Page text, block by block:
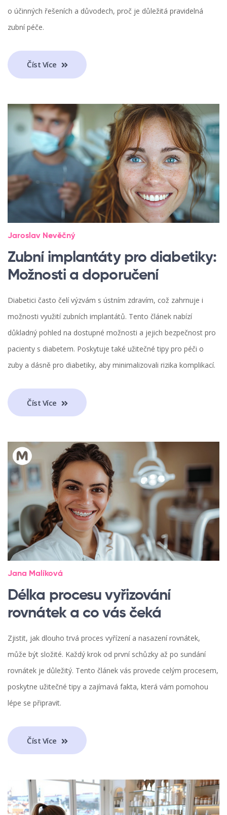
o účinných řešeních a důvodech, proč je důležitá pravidelná
zubní péče.
Číst Více
Jaroslav Nevěčný
Zubní implantáty pro diabetiky:
Možnosti a doporučení
Diabetici často čelí výzvám s ústním zdravím, což zahrnuje i
možnosti využití zubních implantátů. Tento článek nabízí
důkladný pohled na dostupné možnosti a jejich bezpečnost pro
pacienty s diabetem. Poskytuje také užitečné tipy pro péči o
zuby a dásně pro diabetiky, aby minimalizovali rizika komplikací.
Číst Více
Jana Malíková
Délka procesu vyřizování
rovnátek a co vás čeká
Zjistit, jak dlouho trvá proces vyřízení a nasazení rovnátek,
může být složité. Každý krok od první schůzky až po sundání
rovnátek je důležitý. Tento článek vás provede celým procesem,
poskytne užitečné tipy a zajímavá fakta, která vám pomohou
lépe se připravit.
Číst Více